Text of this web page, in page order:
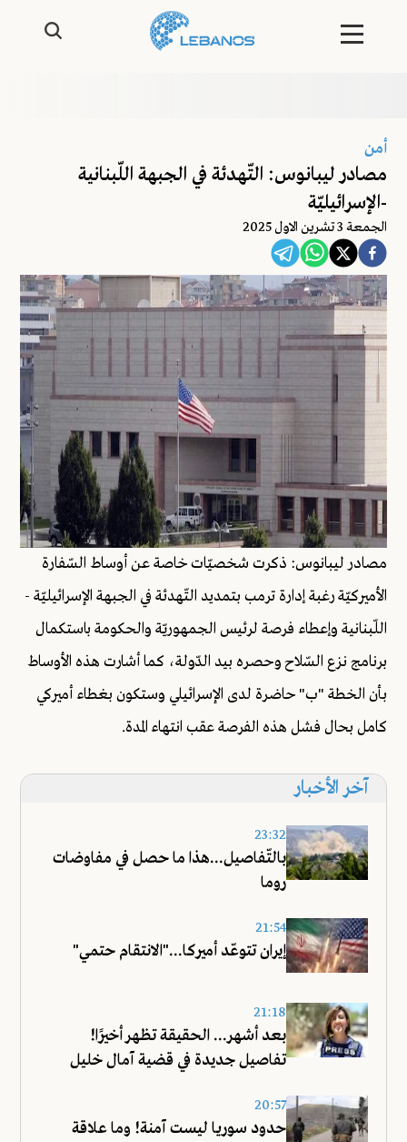
أمن
مصادر ليبانوس: التّهدئة في الجبهة اللّبنانية
-الإسرائيليّة
الجمعة 3 تشرين الاول 2025
مصادر ليبانوس: ذكرت شخصيّات خاصة عن أوساط السّفارة
الأميركيّة رغبة إدارة ترمب بتمديد التّهدئة في الجبهة الإسرائيليّة -
اللّبنانية وإعطاء فرصة لرئيس الجمهوريّة والحكومة باستكمال
برنامج نزع السّلاح وحصره بيد الدّولة، كما أشارت هذه الأوساط
بأن الخطة "ب" حاضرة لدى الإسرائيلي وستكون بغطاء أميركي
كامل بحال فشل هذه الفرصة عقب انتهاء المدة.
آخر الأخبار
23:32
بالتّفاصيل...هذا ما حصل في مفاوضات
روما
21:54
إيران تتوعّد أميركا..."الانتقام حتمي"
21:18
بعد أشهر... الحقيقة تظهر أخيرًا!
تفاصيل جديدة في قضية آمال خليل
20:57
حدود سوريا ليست آمنة! وما علاقة